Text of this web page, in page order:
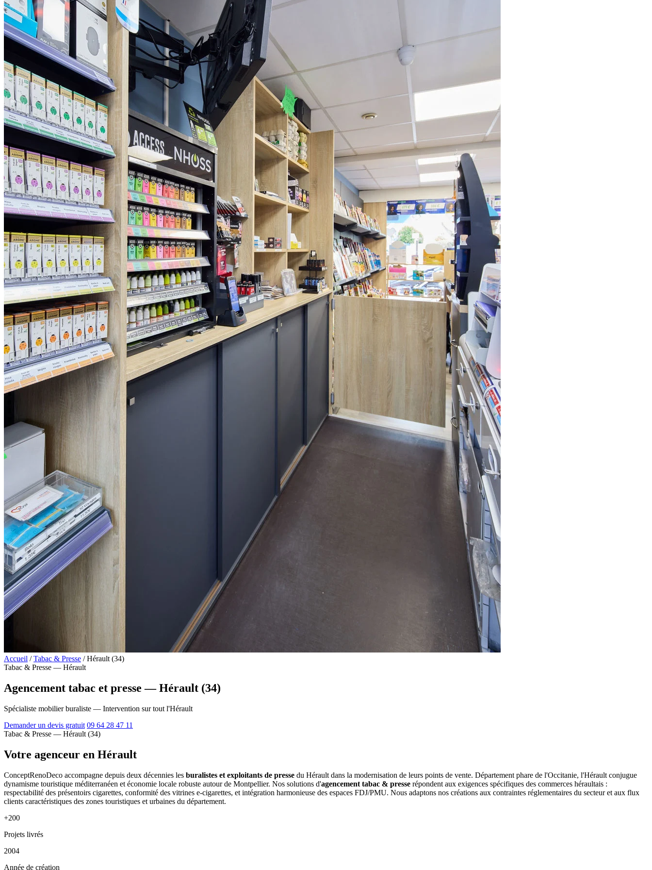
Accueil / Tabac & Presse / Hérault (34)
Tabac & Presse — Hérault
Agencement tabac et presse — Hérault (34)
Spécialiste mobilier buraliste — Intervention sur tout l'Hérault
Demander un devis gratuit 09 64 28 47 11
Tabac & Presse — Hérault (34)
Votre agenceur en Hérault
ConceptRenoDeco accompagne depuis deux décennies les buralistes et exploitants de presse du Hérault dans la modernisation de leurs points de vente. Département phare de l'Occitanie, l'Hérault conjugue
dynamisme touristique méditerranéen et économie locale robuste autour de Montpellier. Nos solutions d'agencement tabac & presse répondent aux exigences spécifiques des commerces héraultais :
respectabilité des présentoirs cigarettes, conformité des vitrines e-cigarettes, et intégration harmonieuse des espaces FDJ/PMU. Nous adaptons nos créations aux contraintes réglementaires du secteur et aux flux
clients caractéristiques des zones touristiques et urbaines du département.
+200
Projets livrés
2004
Année de création